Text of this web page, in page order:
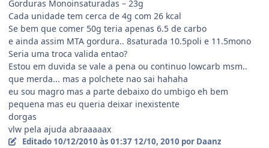
Gorduras Monoinsaturadas – 23g
Cada unidade tem cerca de 4g com 26 kcal
Se bem que comer 50g teria apenas 6.5 de carbo
e ainda assim MTA gordura.. 8saturada 10.5poli e 11.5mono
Seria uma troca valida entao?
Estou em duvida se vale a pena ou continuo lowcarb msm..
que merda... mas a polchete nao sai hahaha
eu sou magro mas a parte debaixo do umbigo eh bem
pequena mas eu queria deixar inexistente
dorgas
vlw pela ajuda abraaaaax
Editado 10/12/2010 às 01:37 12/10, 2010 por Daanz